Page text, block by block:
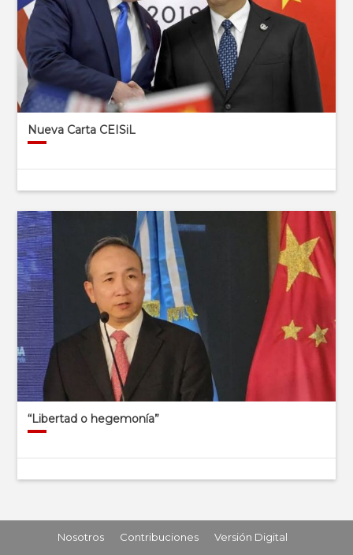
Nueva Carta CEISiL
“Libertad o hegemonía”
Nosotros Contribuciones Versión Digital